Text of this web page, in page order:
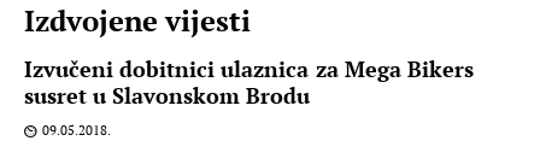
Izdvojene vijesti
Izvučeni dobitnici ulaznica za Mega Bikers
susret u Slavonskom Brodu
09.05.2018.